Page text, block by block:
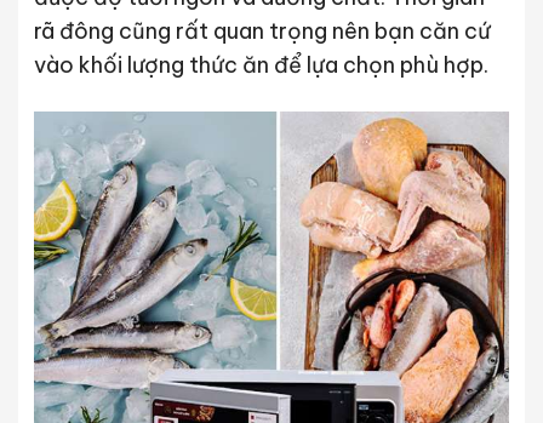
rã đông cũng rất quan trọng nên bạn căn cứ
vào khối lượng thức ăn để lựa chọn phù hợp.